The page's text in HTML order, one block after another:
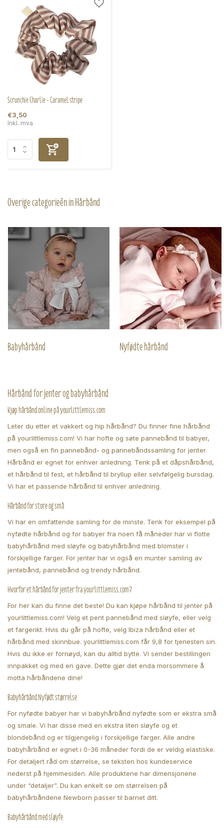
Scrunchie Charlie - Caramel stripe
€3,50
Inkl. mva
Overige categorieën in Hårbånd
Babyhårbånd Nyfødte hårbånd
Hårbånd for jenter og babyhårbånd
Kjøp hårbånd online på yourlittlemiss.com
Leter du etter et vakkert og hip hårbånd? Du finner fine hårbånd
på yourlittlemiss.com! Vi har hofte og søte pannebånd til babyer,
men også en fin pannebånd- og pannebåndssamling for jenter.
Hårbånd er egnet for enhver anledning. Tenk på et dåpshårbånd,
et hårbånd til fest, et hårbånd til bryllup eller selvfølgelig bursdag.
Vi har et passende hårbånd til enhver anledning.
Hårbånd for store og små
Vi har en omfattende samling for de minste. Tenk for eksempel på
nyfødte hårbånd og for babyer fra noen få måneder har vi flotte
babyhårbånd med sløyfe og babyhårbånd med blomster i
forskjellige farger. For jenter har vi også en munter samling av
jentebånd, pannebånd og trendy hårbånd.
Hvorfor et hårbånd for jenter fra yourlittlemiss.com?
For her kan du finne det beste! Du kan kjøpe hårbånd til jenter på
yourlittlemiss.com! Velg et pent pannebånd med sløyfe, eller velg
et fargerikt. Hvis du går på hofte, velg Ibiza hårbånd eller et
hårbånd med skinnbue. yourlittlemiss.com får 9,8 for tjenesten sin.
Hvis du ikke er fornøyd, kan du alltid bytte. Vi sender bestillingen
innpakket og med en gave. Dette gjør det enda morsommere å
motta hårbåndene dine!
Babyhårbånd Nyfødt størrelse
For nyfødte babyer har vi babyhårbånd nyfødte som er ekstra små
og smale. Vi har disse med en ekstra liten sløyfe og et
blondebånd og er tilgjengelig i forskjellige farger. Alle andre
babyhårbånd er egnet i 0-36 måneder fordi de er veldig elastiske.
For detaljert råd om størrelse, se teksten hos kundeservice
nederst på hjemmesiden. Alle produktene har dimensjonene
under “detaljer”. Du kan enkelt se om størrelsen på
babyhårbåndene Newborn passer til barnet ditt.
Babyhårbånd med sløyfe